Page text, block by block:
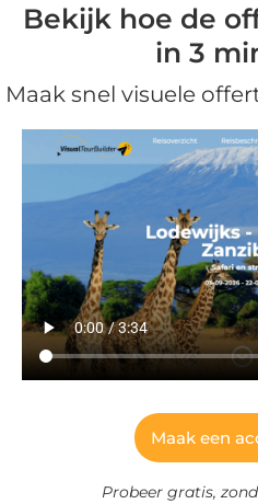
Bekijk hoe de
in 3
Maak snel visuele
Maak een
Probeer gratis,